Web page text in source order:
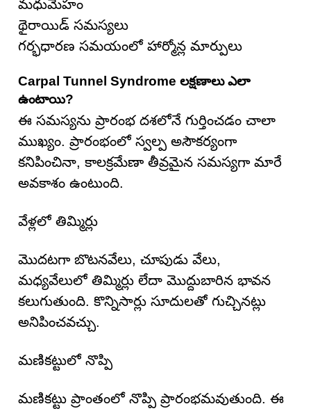
మధుమేహం
థైరాయిడ్ సమస్యలు
గర్భధారణ సమయంలో హార్మోన్ల మార్పులు
Carpal Tunnel Syndrome లక్షణాలు ఎలా
ఉంటాయి?
ఈ సమస్యను ప్రారంభ దశలోనే గుర్తించడం చాలా
ముఖ్యం. ప్రారంభంలో స్వల్ప అసౌకర్యంగా
కనిపించినా, కాలక్రమేణా తీవ్రమైన సమస్యగా మారే
అవకాశం ఉంటుంది.
వేళ్లలో తిమ్మిర్లు
మొదటగా బొటనవేలు, చూపుడు వేలు,
మధ్యవేలులో తిమ్మిర్లు లేదా మొద్దుబారిన భావన
కలుగుతుంది. కొన్నిసార్లు సూదులతో గుచ్చినట్లు
అనిపించవచ్చు.
మణికట్టులో నొప్పి
మణికట్టు ప్రాంతంలో నొప్పి ప్రారంభమవుతుంది. ఈ